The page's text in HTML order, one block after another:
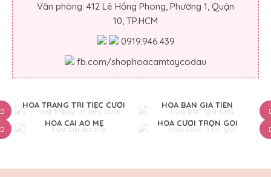
Văn phòng: 412 Lê Hồng Phong, Phường 1, Quận
10, TP.HCM
0919.946.439
fb.com/shophoacamtaycodau
HOA TRANG TRÍ TIỆC CƯỚI
HOA BÀN GIA TIÊN
HOA CÀI ÁO MẸ
HOA CƯỚI TRỌN GÓI